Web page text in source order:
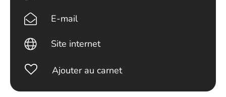
E-mail
Site internet
Ajouter au carnet